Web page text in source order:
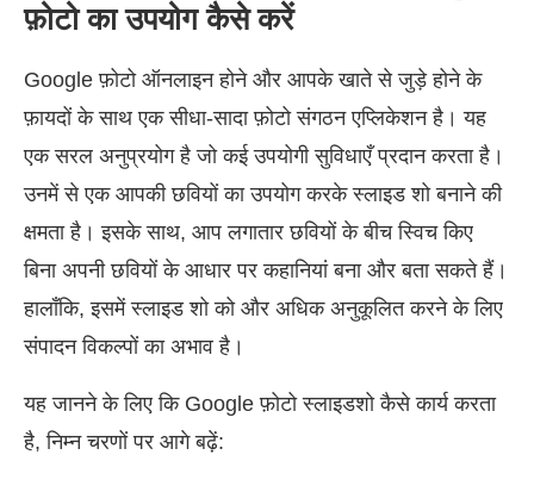
फ़ोटो का उपयोग कैसे करें
Google फ़ोटो ऑनलाइन होने और आपके खाते से जुड़े होने के
फ़ायदों के साथ एक सीधा-सादा फ़ोटो संगठन एप्लिकेशन है। यह
एक सरल अनुप्रयोग है जो कई उपयोगी सुविधाएँ प्रदान करता है।
उनमें से एक आपकी छवियों का उपयोग करके स्लाइड शो बनाने की
क्षमता है। इसके साथ, आप लगातार छवियों के बीच स्विच किए
बिना अपनी छवियों के आधार पर कहानियां बना और बता सकते हैं।
हालाँकि, इसमें स्लाइड शो को और अधिक अनुकूलित करने के लिए
संपादन विकल्पों का अभाव है।
यह जानने के लिए कि Google फ़ोटो स्लाइडशो कैसे कार्य करता
है, निम्न चरणों पर आगे बढ़ें: